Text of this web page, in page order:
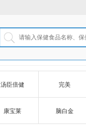
汤臣倍健 完美
康宝莱 脑白金